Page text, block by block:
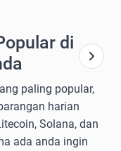
di
paling popular,
harian
Solana, dan
ada anda ingin